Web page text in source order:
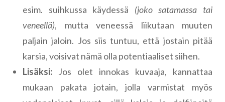
esim. suihkussa käydessä (joko satamassa tai
veneellä), mutta veneessä liikutaan muuten
paljain jaloin. Jos siis tuntuu, että jostain pitää
karsia, voisivat nämä olla potentiaaliset siihen.
Lisäksi: Jos olet innokas kuvaaja, kannattaa
mukaan pakata jotain, jolla varmistat myös